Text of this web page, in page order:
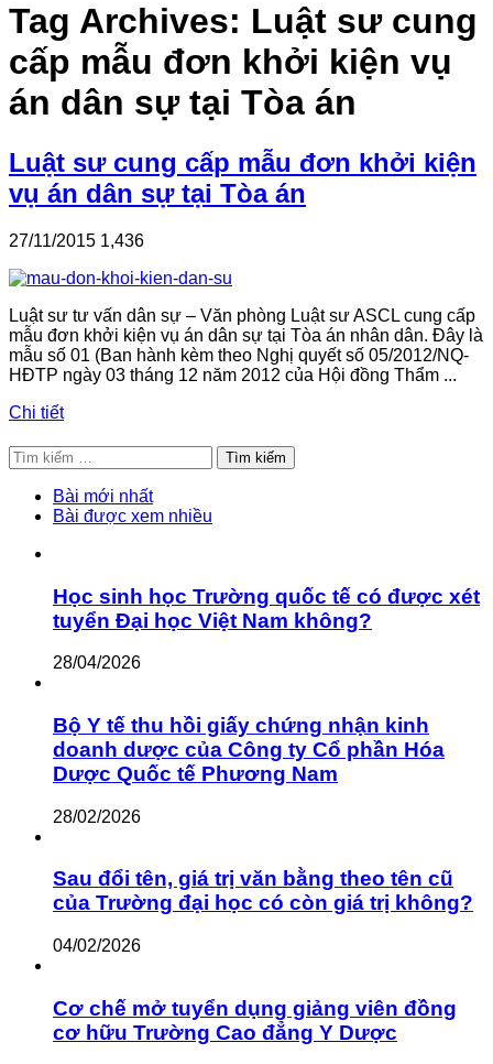
Tag Archives: Luật sư cung
cấp mẫu đơn khởi kiện vụ
án dân sự tại Tòa án
Luật sư cung cấp mẫu đơn khởi kiện
vụ án dân sự tại Tòa án
27/11/2015 1,436
Luật sư tư vấn dân sự – Văn phòng Luật sư ASCL cung cấp
mẫu đơn khởi kiện vụ án dân sự tại Tòa án nhân dân. Đây là
mẫu số 01 (Ban hành kèm theo Nghị quyết số 05/2012/NQ-
HĐTP ngày 03 tháng 12 năm 2012 của Hội đồng Thẩm ...
Chi tiết
Tìm
kiếm
cho:
Bài mới nhất
Bài được xem nhiều
Học sinh học Trường quốc tế có được xét
tuyển Đại học Việt Nam không?
28/04/2026
Bộ Y tế thu hồi giấy chứng nhận kinh
doanh dược của Công ty Cổ phần Hóa
Dược Quốc tế Phương Nam
28/02/2026
Sau đổi tên, giá trị văn bằng theo tên cũ
của Trường đại học có còn giá trị không?
04/02/2026
Cơ chế mở tuyển dụng giảng viên đồng
cơ hữu Trường Cao đẳng Y Dược